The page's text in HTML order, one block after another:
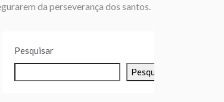
da perseverança dos santos.
Pesquisar
Pesquisar